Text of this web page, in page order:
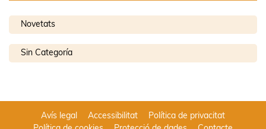
Novetats
Sin Categoría
Avís legal Accessibilitat
Política de privacitat